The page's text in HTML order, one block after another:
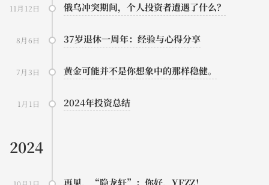
11月12日 俄乌冲突期间，个人投资者遭遇了什么？
8月6日 37岁退休一周年：经验与心得分享
7月3日 黄金可能并不是你想象中的那样稳健。
1月1日 2024年投资总结
2024
再见，“隐龙轩”；你好，YFZZ！